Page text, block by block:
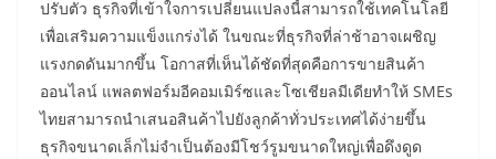
ปรับตัว ธุรกิจที่เข้าใจการเปลี่ยนแปลงนี้สามารถใช้เทคโนโลยี
เพื่อเสริมความแข็งแกร่งได้ ในขณะที่ธุรกิจที่ล่าช้าอาจเผชิญ
แรงกดดันมากขึ้น โอกาสที่เห็นได้ชัดที่สุดคือการขายสินค้า
ออนไลน์ แพลตฟอร์มอีคอมเมิร์ซและโซเชียลมีเดียทำให้ SMEs
ไทยสามารถนำเสนอสินค้าไปยังลูกค้าทั่วประเทศได้ง่ายขึ้น
ธุรกิจขนาดเล็กไม่จำเป็นต้องมีโชว์รูมขนาดใหญ่เพื่อดึงดูด